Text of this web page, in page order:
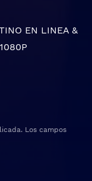
EN LINEA &
Los campos